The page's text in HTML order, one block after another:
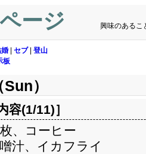
ージ 興味のあるこ
婚 セブ| 登山
板
）
容(1/11)］
、コーヒー
汁、イカフライ